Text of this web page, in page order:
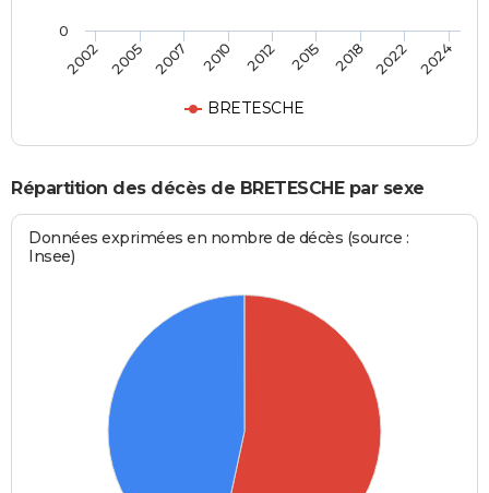
BRETESCHE
2002 2005 2007 2010 2012 2015 2018 2022 2024
0
Répartition des décès de BRETESCHE par sexe
Données exprimées en nombre de décès (source :
Insee)